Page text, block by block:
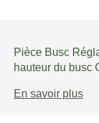
Pièce Busc
hauteur du busc
En savoir plus